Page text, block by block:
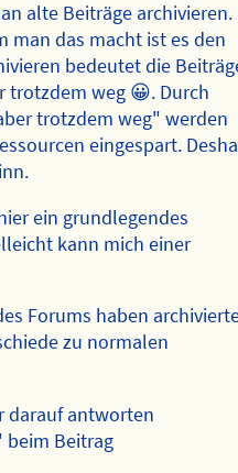
alte Beiträge archivieren.
man das macht ist es den
bedeutet die
trotzdem weg 😀. Durch
trotzdem weg" werden
eingespart.
ein grundlegendes
kann mich einer
Forums haben
zu normalen
darauf antworten
beim Beitrag